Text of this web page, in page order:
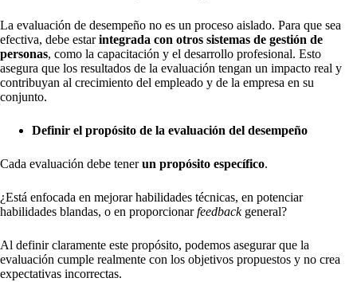
La evaluación de desempeño no es un proceso aislado. Para que sea
efectiva, debe estarintegrada con otros sistemas de gestión de
personas, como la capacitación y el desarrollo profesional. Esto
asegura que los resultados de la evaluación tengan un impacto real y
contribuyan al crecimiento del empleado y de la empresa en su
conjunto.
Definir el propósito de la evaluación del desempeño
Cada evaluación debe tenerun propósito específico.
¿Está enfocada en mejorar habilidades técnicas, en potenciar
habilidades blandas, o en proporcionarfeedbackgeneral?
Al definir claramente este propósito, podemos asegurar que la
evaluación cumple realmente con los objetivos propuestos y no crea
expectativas incorrectas.